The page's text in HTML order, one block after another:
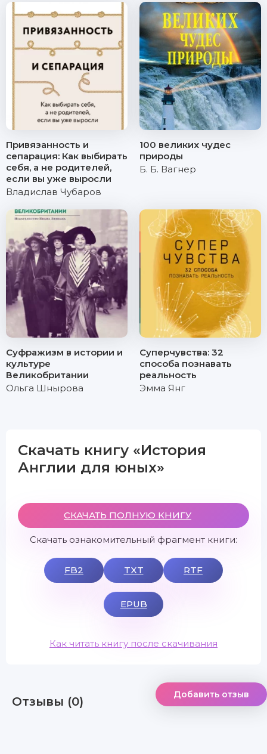
Привязанность и
сепарация: Как выбирать
себя, а не родителей,
если вы уже выросли
Владислав Чубаров
100 великих чудес
природы
Б. Б. Вагнер
Суфражизм в истории и
культуре
Великобритании
Ольга Шнырова
Суперчувства: 32
способа познавать
реальность
Эмма Янг
Скачать книгу «История
Англии для юных»
СКАЧАТЬ ПОЛНУЮ КНИГУ
Скачать ознакомительный фрагмент книги:
FB2 TXT RTF
EPUB
Как читать книгу после скачивания
Отзывы (0) Добавить отзыв